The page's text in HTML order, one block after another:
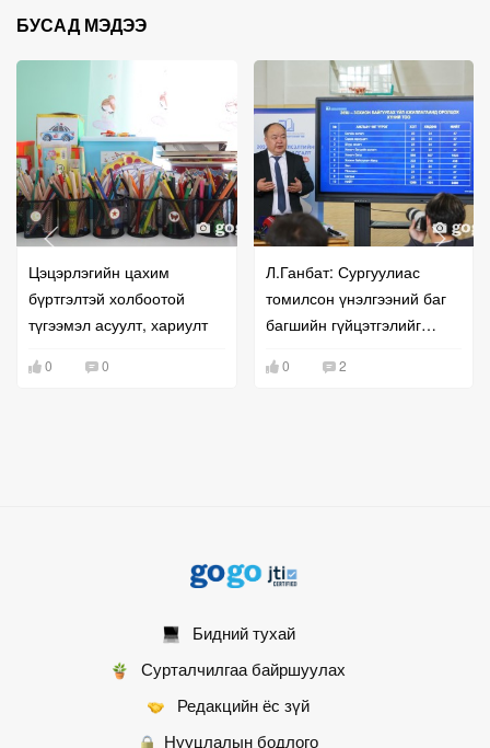
БУСАД МЭДЭЭ
Цэцэрлэгийн цахим
бүртгэлтэй холбоотой
түгээмэл асуулт, хариулт
0 0
Л.Ганбат: Сургуулиас
томилсон үнэлгээний баг
багшийн гүйцэтгэлийг
0 2
Бидний тухай
Сурталчилгаа байршуулах
Редакцийн ёс зүй
Нууцлалын бодлого